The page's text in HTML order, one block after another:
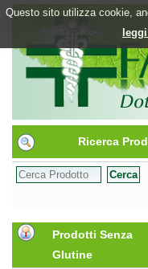
Questo sito utilizza cookie,
Ricerca
Prodotti Senza
Glutine